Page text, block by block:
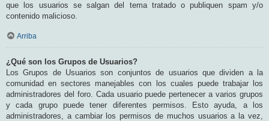
que los usuarios se salgan del tema tratado o publiquen spam y/o
contenido malicioso.
Arriba
¿Qué son los Grupos de Usuarios?
Los Grupos de Usuarios son conjuntos de usuarios que dividen a la
comunidad en sectores manejables con los cuales puede trabajar los
administradores del foro. Cada usuario puede pertenecer a varios grupos
y cada grupo puede tener diferentes permisos. Esto ayuda, a los
administradores, a cambiar los permisos de muchos usuarios a la vez,